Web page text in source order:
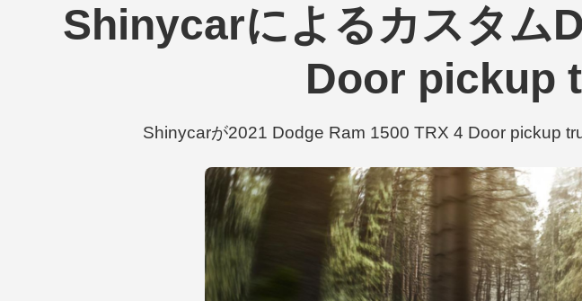
Shinycarによるカスタム
Door pickup
Shinycarが2021 Dodge Ram 1500 TRX 4 Door pickup